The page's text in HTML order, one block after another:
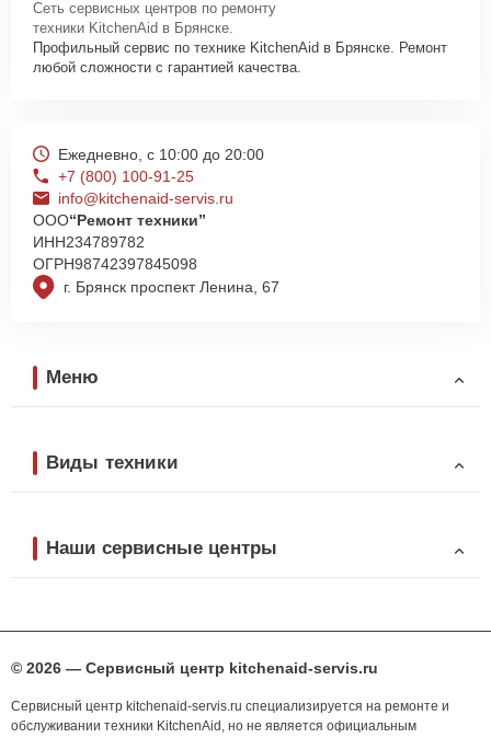
Сеть сервисных центров по ремонту
техники KitchenAid в Брянске.
Профильный сервис по технике KitchenAid в Брянске. Ремонт
любой сложности с гарантией качества.
г. Брянск проспект Ленина, 67
Ежедневно, с 10:00 до 20:00
+7 (800) 100-91-25
info@kitchenaid-servis.ru
ООО“Ремонт техники”
ИНН234789782
ОГРН98742397845098
Меню
Виды техники
Наши сервисные центры
© 2026 — Сервисный центр kitchenaid-servis.ru
Сервисный центр kitchenaid-servis.ru специализируется на ремонте и
обслуживании техники KitchenAid, но не является официальным